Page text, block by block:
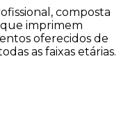
composta
que imprimem
oferecidos de
as faixas etárias.